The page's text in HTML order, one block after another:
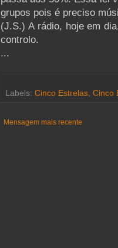
grupos pois é preciso
(J.S.) A rádio, hoje em
controlo.
...
Labels: Cinco Estrelas, Cinco
Mensagem mais recente